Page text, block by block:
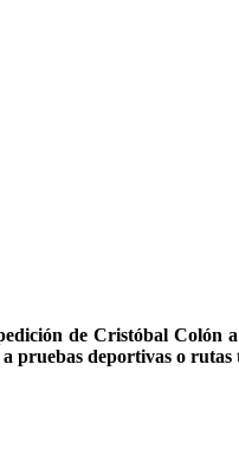
de Cristóbal Colón a
a pruebas deportivas